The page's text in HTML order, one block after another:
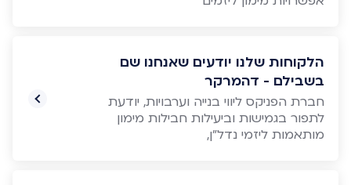
הלקוחות שלנו יודעים שאנחנו שם
בשבילם - דהמרקר
חברת הפניקס ליווי בנייה וערבויות, יודעת
לתפור בגמישות וביעילות חבילות מימון
מותאמות ליזמי נדל"ן,